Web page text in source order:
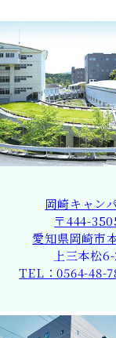
岡崎キャン
〒444-
愛知県岡崎市
上三本松
TEL：0564-48-